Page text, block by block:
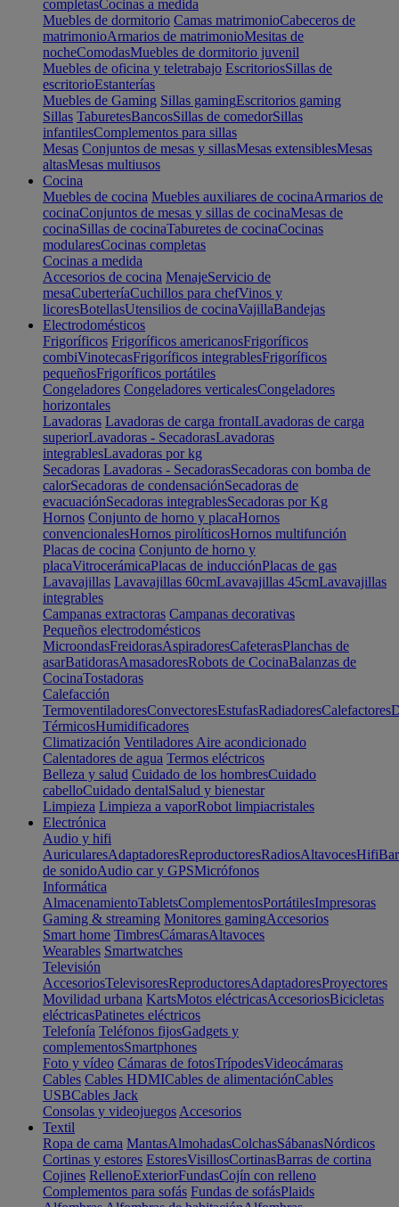
completasCocinas a medida
Muebles de dormitorio Camas matrimonioCabeceros de
matrimonioArmarios de matrimonioMesitas de
nocheComodasMuebles de dormitorio juvenil
Muebles de oficina y teletrabajo EscritoriosSillas de
escritorioEstanterías
Muebles de Gaming Sillas gamingEscritorios gaming
Sillas TaburetesBancosSillas de comedorSillas
infantilesComplementos para sillas
Mesas Conjuntos de mesas y sillasMesas extensiblesMesas
altasMesas multiusos
Cocina
Muebles de cocina Muebles auxiliares de cocinaArmarios de
cocinaConjuntos de mesas y sillas de cocinaMesas de
cocinaSillas de cocinaTaburetes de cocinaCocinas
modularesCocinas completas
Cocinas a medida
Accesorios de cocina MenajeServicio de
mesaCuberteríaCuchillos para chefVinos y
licoresBotellasUtensilios de cocinaVajillaBandejas
Electrodomésticos
Frigoríficos Frigoríficos americanosFrigoríficos
combiVinotecasFrigoríficos integrablesFrigoríficos
pequeñosFrigoríficos portátiles
Congeladores Congeladores verticalesCongeladores
horizontales
Lavadoras Lavadoras de carga frontalLavadoras de carga
superiorLavadoras - SecadorasLavadoras
integrablesLavadoras por kg
Secadoras Lavadoras - SecadorasSecadoras con bomba de
calorSecadoras de condensaciónSecadoras de
evacuaciónSecadoras integrablesSecadoras por Kg
Hornos Conjunto de horno y placaHornos
convencionalesHornos pirolíticosHornos multifunción
Placas de cocina Conjunto de horno y
placaVitrocerámicaPlacas de inducciónPlacas de gas
Lavavajillas Lavavajillas 60cmLavavajillas 45cmLavavajillas
integrables
Campanas extractoras Campanas decorativas
Pequeños electrodomésticos
MicroondasFreidorasAspiradoresCafeterasPlanchas de
asarBatidorasAmasadoresRobots de CocinaBalanzas de
CocinaTostadoras
Calefacción
TermoventiladoresConvectoresEstufasRadiadoresCalefactores
TérmicosHumidificadores
Climatización Ventiladores Aire acondicionado
Calentadores de agua Termos eléctricos
Belleza y salud Cuidado de los hombresCuidado
cabelloCuidado dentalSalud y bienestar
Limpieza Limpieza a vaporRobot limpiacristales
Electrónica
Audio y hifi
AuricularesAdaptadoresReproductoresRadiosAltavocesHifi
de sonidoAudio car y GPSMicrófonos
Informática
AlmacenamientoTabletsComplementosPortátilesImpresoras
Gaming & streaming Monitores gamingAccesorios
Smart home TimbresCámarasAltavoces
Wearables Smartwatches
Televisión
AccesoriosTelevisoresReproductoresAdaptadoresProyectores
Movilidad urbana KartsMotos eléctricasAccesoriosBicicletas
eléctricasPatinetes eléctricos
Telefonía Teléfonos fijosGadgets y
complementosSmartphones
Foto y vídeo Cámaras de fotosTrípodesVideocámaras
Cables Cables HDMICables de alimentaciónCables
USBCables Jack
Consolas y videojuegos Accesorios
Textil
Ropa de cama MantasAlmohadasColchasSábanasNórdicos
Cortinas y estores EstoresVisillosCortinasBarras de cortina
Cojines RellenoExteriorFundasCojín con relleno
Complementos para sofás Fundas de sofásPlaids